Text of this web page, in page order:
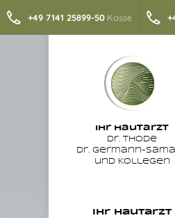
+49 7141 25899-50 Kasse
Ihr
Hautarzt
Dr. Thode
Dr. Germann-
und Kollegen
Ihr Hautarzt